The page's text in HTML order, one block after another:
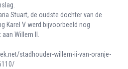
Stuart, de oudste dochter van de
Karel V werd bijvoorbeeld nog
Willem II.
stadhouder-willem-ii-van-oranje-